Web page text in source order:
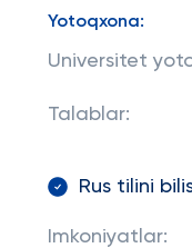
Yotoqxona:
Universitet
Talablar:
Rus tilini
Imkoniyatlar: